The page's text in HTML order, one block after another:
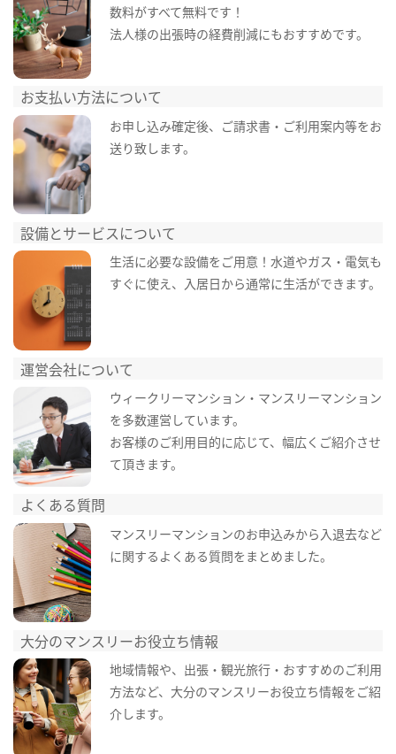
数料がすべて無料です！
法人様の出張時の経費削減にもおすすめです。
お支払い方法について
お申し込み確定後、ご請求書・ご利用案内等をお
送り致します。
設備とサービスについて
生活に必要な設備をご用意！水道やガス・電気も
すぐに使え、入居日から通常に生活ができます。
運営会社について
ウィークリーマンション・マンスリーマンション
を多数運営しています。
お客様のご利用目的に応じて、幅広くご紹介させ
て頂きます。
よくある質問
マンスリーマンションのお申込みから入退去など
に関するよくある質問をまとめました。
大分のマンスリーお役立ち情報
地域情報や、出張・観光旅行・おすすめのご利用
方法など、大分のマンスリーお役立ち情報をご紹
介します。